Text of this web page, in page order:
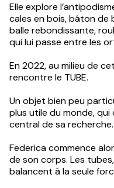
Elle explore
cales en bois, bâton de
balle rebondissante,
qui lui passe entre les
En 2022, au milieu de
rencontre le TUBE.
Un objet bien peu
plus utile du monde,
central de sa recherche.
Federica commence
de son corps. Les
balancent à la seule